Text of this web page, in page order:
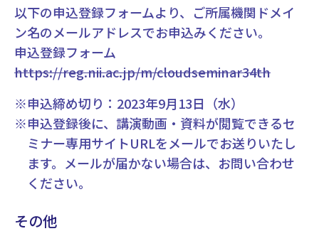
以下の申込登録フォームより、ご所属機関ドメイ
ン名のメールアドレスでお申込みください。
申込登録フォーム
https://reg.nii.ac.jp/m/cloudseminar34th
※申込締め切り：2023年9月13日（水）
※申込登録後に、講演動画・資料が閲覧できるセ
ミナー専用サイトURLをメールでお送りいたし
ます。メールが届かない場合は、お問い合わせ
ください。
その他